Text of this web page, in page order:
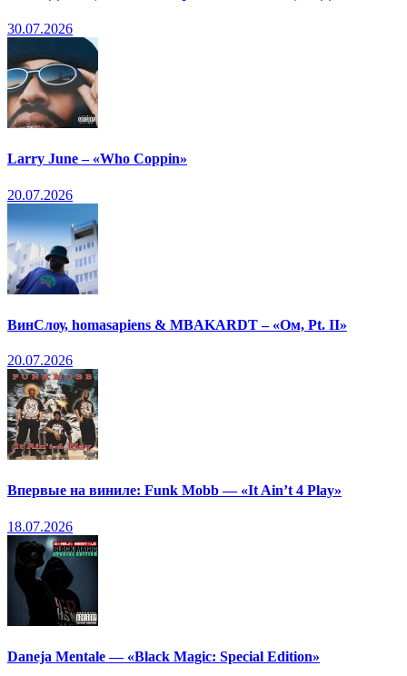
30.07.2026
Larry June – «Who Coppin»
20.07.2026
ВинСлоу, homasapiens & MBAKARDT – «Ом, Pt. II»
20.07.2026
Впервые на виниле: Funk Mobb — «It Ain’t 4 Play»
18.07.2026
Daneja Mentale — «Black Magic: Special Edition»